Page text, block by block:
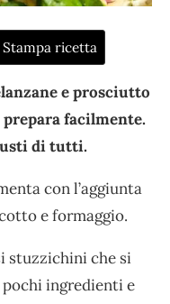
ricetta
e prosciutto
facilmente.
di tutti.
con l’aggiunta
e formaggio.
stuzzichini che si
pochi ingredienti e